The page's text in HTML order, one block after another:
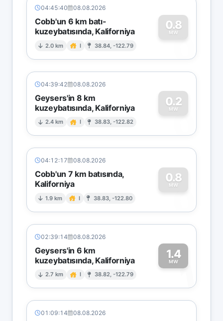
04:45:40 08.08.2026
Cobb'un 6 km batı-
kuzeybatısında, Kaliforniya
2.0 km I 38.84, -122.79
0.8
MW
0
04:39:42 08.08.2026
Geysers'in 8 km
kuzeybatısında, Kaliforniya
2.4 km I 38.83, -122.82
0.2
MW
0
04:12:17 08.08.2026
Cobb'un 7 km batısında,
Kaliforniya
1.9 km I 38.83, -122.80
0.8
MW
0
02:39:14 08.08.2026
Geysers'in 6 km
kuzeybatısında, Kaliforniya
2.7 km I 38.82, -122.79
1.4
MW1
01:09:14 08.08.2026